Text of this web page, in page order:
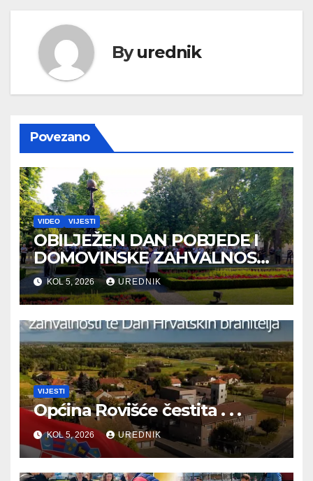
Byurednik
Povezano
VIDEO VIJESTI
OBILJEŽEN DAN POBJEDE I
DOMOVINSKE ZAHVALNOSTI
TE DAN HRVATSKIH
BRANITELJA
KOL 5, 2026 UREDNIK
VIJESTI
Općina Rovišće čestita . . .
KOL 5, 2026 UREDNIK